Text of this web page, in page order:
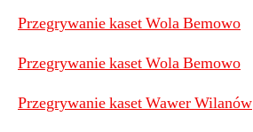
Przegrywanie kaset Wola Bemowo
Przegrywanie kaset Wola Bemowo
Przegrywanie kaset Wawer Wilanów